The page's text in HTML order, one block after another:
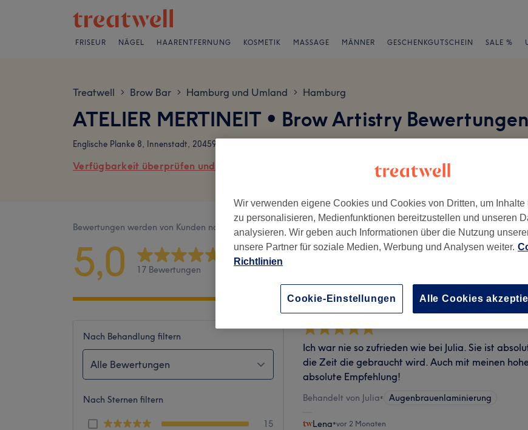
FRISEUR NÄGEL HAARENTFERNUNG KOSMETIK MASSAGE MÄNNER GESCHENKGUTSCHEIN SALE %
Treatwell > Brow Bar > Hamburg und Umland > Hamburg
ATELIER MERTINEIT • Brow Artistry Bewertungen
Englische Planke 8, Innenstadt, 20459 Hamburg
Verfügbarkeit überprüfen und online buchen
Bewertungen werden von Kunden nach ihrem Besuch geschrieben.
5,0 17 Bewertungen
Ambiente
Nach Behandlung filtern
Alle Bewertungen
Nach Sternen filtern
15
Ich war nie so zufrieden wie bei Julia. Sie ist
die Zeit die gebraucht wird. Auch mit meinen
absolute Empfehlung!
Behandelt von Julia• Augenbrauenlaminierung
Lena•vor 2 Monaten
Wir verwenden eigene Cookies und Cookies von Dritten, um Inhalte
zu personalisieren, Medienfunktionen bereitzustellen und unseren
analysieren. Wir geben auch Informationen über die Nutzung
unsere Partner für soziale Medien, Werbung und Analysen weiter.
Richtlinien
Cookie-Einstellungen Alle Cookies